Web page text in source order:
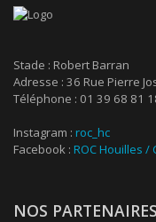
Stade : Robert Barran
Adresse : 36 Rue Pierre
Téléphone : 01 39 68 81
Instagram : roc_hc
Facebook : ROC Houilles
NOS PARTENAIRES